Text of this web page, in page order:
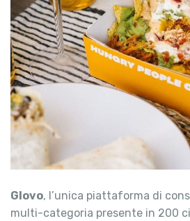
Glovo, l’unica piattaforma di
multi-categoria presente in 200